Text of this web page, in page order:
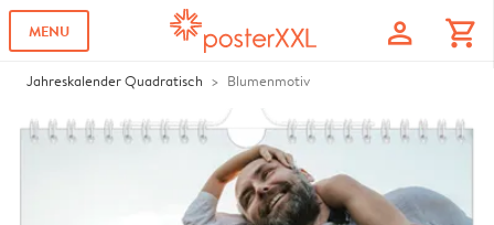
MENU profile shopping_cart
Jahreskalender Quadratisch Blumenmotiv